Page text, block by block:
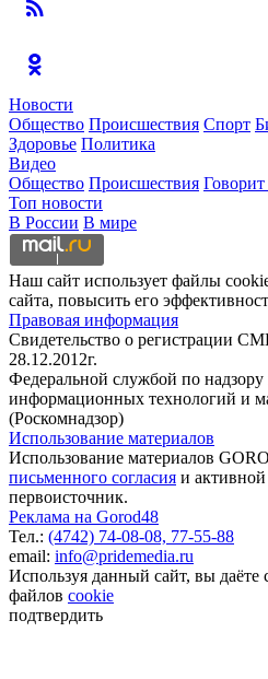
Новости
Общество Происшествия Спорт
Здоровье Политика
Видео
Общество Происшествия
Топ новости
В России В мире
Наш сайт использует файлы
сайта, повысить его
Правовая информация
Свидетельство о регистрации
28.12.2012г.
Федеральной службой по надзору
информационных технологий и
(Роскомнадзор)
Использование материалов
Использование материалов
письменного согласия и
первоисточник.
Реклама на Gorod48
Тел.: (4742) 74-08-08, 77-55-88
email: info@pridemedia.ru
Используя данный сайт, вы даёте
файлов cookie
подтвердить